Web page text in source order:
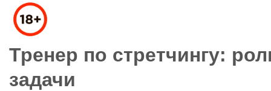
Тренер по стретчингу:
задачи